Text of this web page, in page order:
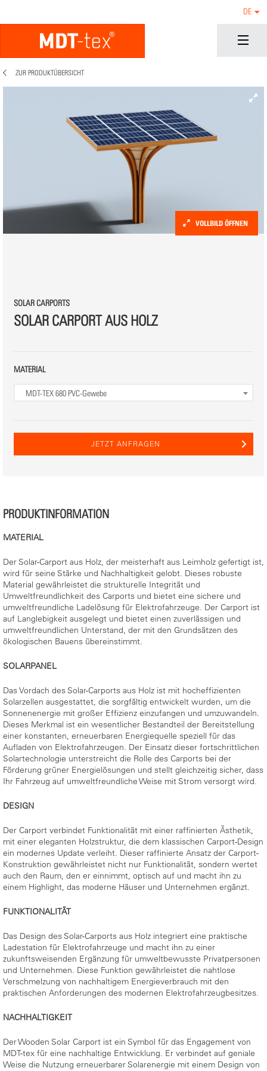
DE
ZUR PRODUKTÜBERSICHT
VOLLBILD ÖFFNEN
SOLAR CARPORTS
SOLAR CARPORT AUS HOLZ
MATERIAL
MDT-TEX 680 PVC-Gewebe
JETZT ANFRAGEN
PRODUKTINFORMATION
MATERIAL
Der Solar-Carport aus Holz, der meisterhaft aus Leimholz gefertigt ist,
wird für seine Stärke und Nachhaltigkeit gelobt. Dieses robuste
Material gewährleistet die strukturelle Integrität und
Umweltfreundlichkeit des Carports und bietet eine sichere und
umweltfreundliche Ladelösung für Elektrofahrzeuge. Der Carport ist
auf Langlebigkeit ausgelegt und bietet einen zuverlässigen und
umweltfreundlichen Unterstand, der mit den Grundsätzen des
ökologischen Bauens übereinstimmt.
SOLARPANEL
Das Vordach des Solar-Carports aus Holz ist mit hocheffizienten
Solarzellen ausgestattet, die sorgfältig entwickelt wurden, um die
Sonnenenergie mit großer Effizienz einzufangen und umzuwandeln.
Dieses Merkmal ist ein wesentlicher Bestandteil der Bereitstellung
einer konstanten, erneuerbaren Energiequelle speziell für das
Aufladen von Elektrofahrzeugen. Der Einsatz dieser fortschrittlichen
Solartechnologie unterstreicht die Rolle des Carports bei der
Förderung grüner Energielösungen und stellt gleichzeitig sicher, dass
Ihr Fahrzeug auf umweltfreundliche Weise mit Strom versorgt wird.
DESIGN
Der Carport verbindet Funktionalität mit einer raffinierten Ästhetik,
mit einer eleganten Holzstruktur, die dem klassischen Carport-Design
ein modernes Update verleiht. Dieser raffinierte Ansatz der Carport-
Konstruktion gewährleistet nicht nur Funktionalität, sondern wertet
auch den Raum, den er einnimmt, optisch auf und macht ihn zu
einem Highlight, das moderne Häuser und Unternehmen ergänzt.
FUNKTIONALITÄT
Das Design des Solar-Carports aus Holz integriert eine praktische
Ladestation für Elektrofahrzeuge und macht ihn zu einer
zukunftsweisenden Ergänzung für umweltbewusste Privatpersonen
und Unternehmen. Diese Funktion gewährleistet die nahtlose
Verschmelzung von nachhaltigem Energieverbrauch mit den
praktischen Anforderungen des modernen Elektrofahrzeugbesitzes.
NACHHALTIGKEIT
Der Wooden Solar Carport ist ein Symbol für das Engagement von
MDT-tex für eine nachhaltige Entwicklung. Er verbindet auf geniale
Weise die Nutzung erneuerbarer Solarenergie mit einem Design von